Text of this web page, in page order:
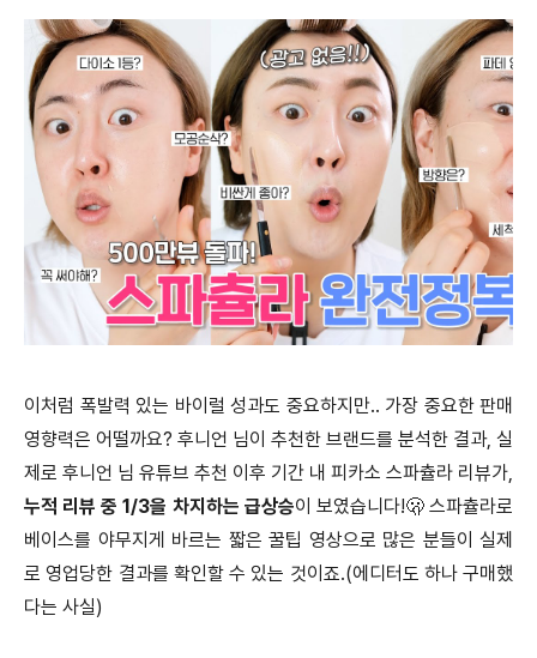
이처럼 폭발력 있는 바이럴 성과도 중요하지만.. 가장 중요한 판매
영향력은 어떨까요? 후니언 님이 추천한 브랜드를 분석한 결과, 실
제로 후니언 님 유튜브 추천 이후 기간 내 피카소 스파츌라 리뷰가,
누적 리뷰 중 1/3을 차지하는 급상승이 보였습니다!🫢 스파츌라로
베이스를 야무지게 바르는 짧은 꿀팁 영상으로 많은 분들이 실제
로 영업당한 결과를 확인할 수 있는 것이죠.(에디터도 하나 구매했
다는 사실)